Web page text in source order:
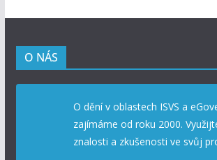
O NÁS
O dění v oblastech ISVS a
zajímáme od roku 2000.
znalosti a zkušenosti ve svůj